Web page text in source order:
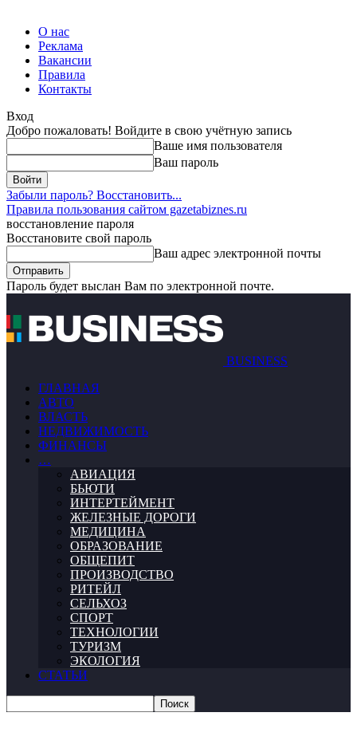
О нас
Реклама
Вакансии
Правила
Контакты
Вход
Добро пожаловать! Войдите в свою учётную запись
Ваше имя пользователя
Ваш пароль
Забыли пароль? Восстановить...
Правила пользования сайтом gazetabiznes.ru
восстановление пароля
Восстановите свой пароль
Ваш адрес электронной почты
Пароль будет выслан Вам по электронной почте.
BUSINESS
ГЛАВНАЯ
АВТО
ВЛАСТЬ
НЕДВИЖИМОСТЬ
ФИНАНСЫ
…
АВИАЦИЯ
БЬЮТИ
ИНТЕРТЕЙМЕНТ
ЖЕЛЕЗНЫЕ ДОРОГИ
МЕДИЦИНА
ОБРАЗОВАНИЕ
ОБЩЕПИТ
ПРОИЗВОДСТВО
РИТЕЙЛ
СЕЛЬХОЗ
СПОРТ
ТЕХНОЛОГИИ
ТУРИЗМ
ЭКОЛОГИЯ
СТАТЬИ